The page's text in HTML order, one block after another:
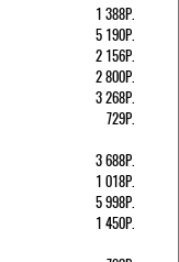
1 388Р.
5 190Р.
2 156Р.
2 800Р.
3 268Р.
729Р.
3 688Р.
1 018Р.
5 998Р.
1 450Р.